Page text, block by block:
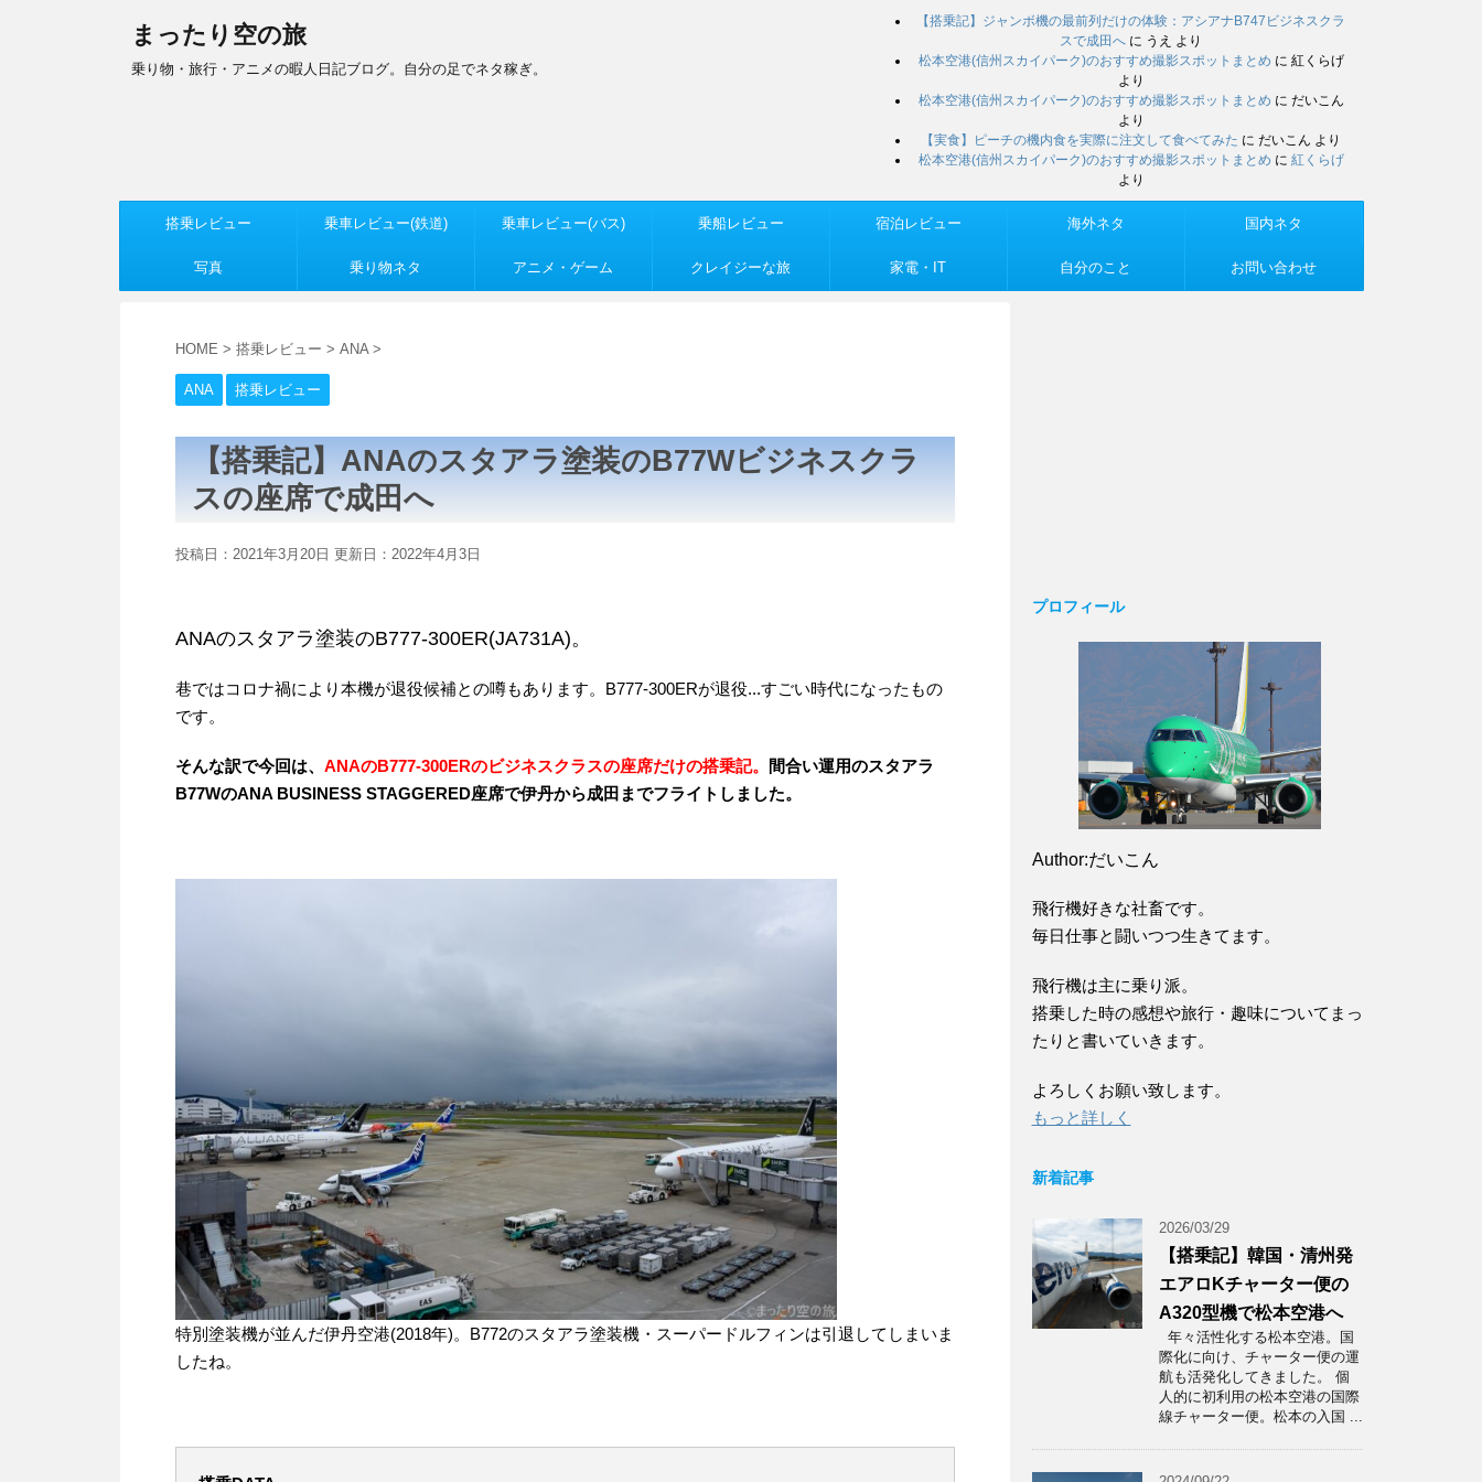
まったり空の旅
乗り物・旅行・アニメの暇人日記ブログ。自分の足でネタ稼ぎ。
【搭乗記】ジャンボ機の最前列だけの体験：アシアナB747ビジネスクラ
スで成田へ に うえ より
松本空港(信州スカイパーク)のおすすめ撮影スポットまとめ に 紅くらげ
より
松本空港(信州スカイパーク)のおすすめ撮影スポットまとめ に だいこん
より
【実食】ピーチの機内食を実際に注文して食べてみた に だいこん より
松本空港(信州スカイパーク)のおすすめ撮影スポットまとめ に 紅くらげ
より
搭乗レビュー 乗車レビュー(鉄道) 乗車レビュー(バス) 乗船レビュー 宿泊レビュー 海外ネタ 国内ネタ
写真 乗り物ネタ アニメ・ゲーム クレイジーな旅 家電・IT 自分のこと お問い合わせ
HOME > 搭乗レビュー > ANA >
ANA 搭乗レビュー
【搭乗記】ANAのスタアラ塗装のB77Wビジネスクラ
スの座席で成田へ
投稿日：2021年3月20日 更新日： 2022年4月3日
ANAのスタアラ塗装のB777-300ER(JA731A)。
巷ではコロナ禍により本機が退役候補との噂もあります。B777-300ERが退役...すごい時代になったもの
です。
そんな訳で今回は、 ANAのB777-300ERのビジネスクラスの座席だけの搭乗記。
間合い運用のスタアラ
B77WのANA BUSINESS STAGGERED座席で伊丹から成田までフライトしました。
特別塗装機が並んだ伊丹空港(2018年)。B772のスタアラ塗装機・スーパードルフィンは引退してしまいま
したね。
プロフィール
Author:だいこん
飛行機好きな社畜です。
毎日仕事と闘いつつ生きてます。
飛行機は主に乗り派。
搭乗した時の感想や旅行・趣味についてまっ
たりと書いていきます。
よろしくお願い致します。
もっと詳しく
新着記事
2026/03/29
【搭乗記】韓国・清州発
エアロKチャーター便の
A320型機で松本空港へ
年々活性化する松本空港。国
際化に向け、チャーター便の運
航も活発化してきました。 個
人的に初利用の松本空港の国際
線チャーター便。松本の入国 ...